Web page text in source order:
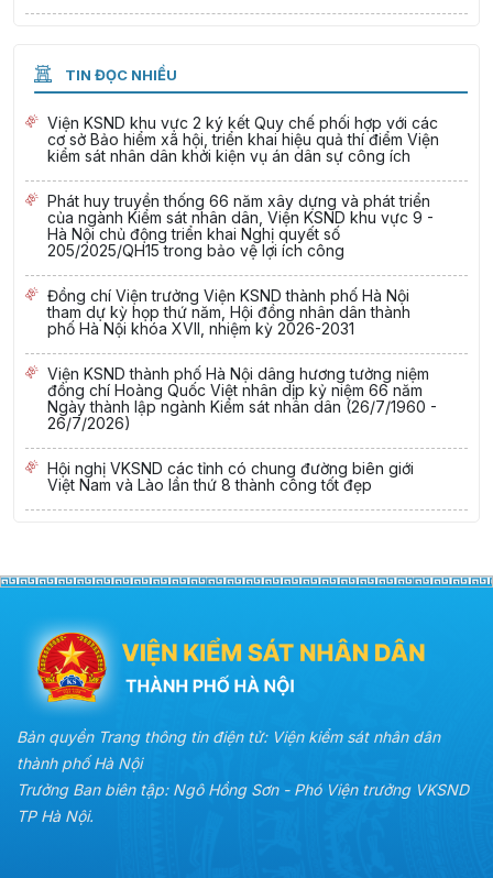
TIN ĐỌC NHIỀU
Viện KSND khu vực 2 ký kết Quy chế phối hợp với các
cơ sở Bảo hiểm xã hội, triển khai hiệu quả thí điểm Viện
kiểm sát nhân dân khởi kiện vụ án dân sự công ích
Phát huy truyền thống 66 năm xây dựng và phát triển
của ngành Kiểm sát nhân dân, Viện KSND khu vực 9 -
Hà Nội chủ động triển khai Nghị quyết số
205/2025/QH15 trong bảo vệ lợi ích công
Đồng chí Viện trưởng Viện KSND thành phố Hà Nội
tham dự kỳ họp thứ năm, Hội đồng nhân dân thành
phố Hà Nội khóa XVII, nhiệm kỳ 2026-2031
Viện KSND thành phố Hà Nội dâng hương tưởng niệm
đồng chí Hoàng Quốc Việt nhân dịp kỷ niệm 66 năm
Ngày thành lập ngành Kiểm sát nhân dân (26/7/1960 -
26/7/2026)
Hội nghị VKSND các tỉnh có chung đường biên giới
Việt Nam và Lào lần thứ 8 thành công tốt đẹp
Bản quyền Trang thông tin điện tử: Viện kiểm sát nhân dân
thành phố Hà Nội
Trưởng Ban biên tập: Ngô Hồng Sơn - Phó Viện trưởng VKSND
TP Hà Nội.